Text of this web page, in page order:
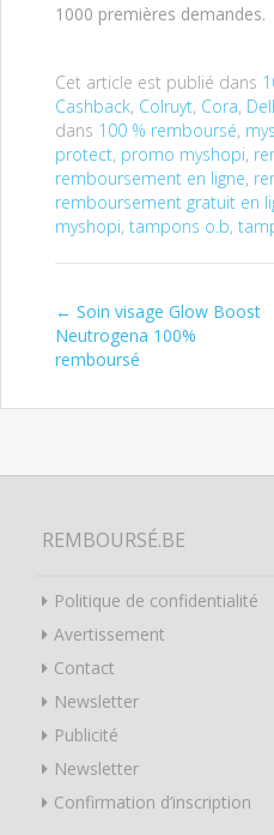
1000 premières demandes.
Cet article est publié dans
Cashback, Colruyt, Cora,
dans 100 % remboursé,
protect, promo myshopi,
remboursement en ligne,
remboursement gratuit en
myshopi, tampons o.b,
Post
← Soin visage Glow Boost
Neutrogena 100%
remboursé
REMBOURSÉ.BE
Politique de confidentialité
Avertissement
Contact
Newsletter
Publicité
Newsletter
Confirmation d’inscription